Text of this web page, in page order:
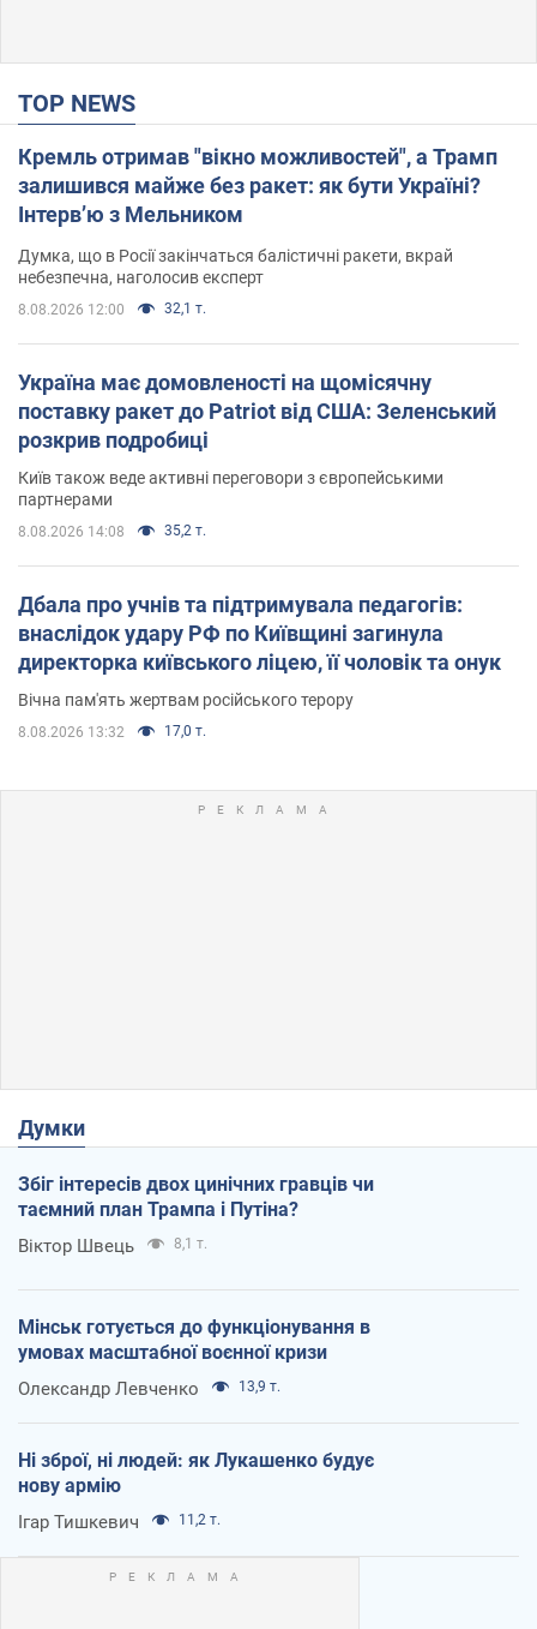
TOP NEWS
Кремль отримав "вікно можливостей", а Трамп
залишився майже без ракет: як бути Україні?
Інтерв’ю з Мельником
Думка, що в Росії закінчаться балістичні ракети, вкрай
небезпечна, наголосив експерт
8.08.2026 12:00 32,1 т.
Україна має домовленості на щомісячну
поставку ракет до Patriot від США: Зеленський
розкрив подробиці
Київ також веде активні переговори з європейськими
партнерами
8.08.2026 14:08 35,2 т.
Дбала про учнів та підтримувала педагогів:
внаслідок удару РФ по Київщині загинула
директорка київського ліцею, її чоловік та онук
Вічна пам'ять жертвам російського терору
8.08.2026 13:32 17,0 т.
Думки
Збіг інтересів двох цинічних гравців чи
таємний план Трампа і Путіна?
Віктор Швець 8,1 т.
Мінськ готується до функціонування в
умовах масштабної воєнної кризи
Олександр Левченко 13,9 т.
Ні зброї, ні людей: як Лукашенко будує
нову армію
Ігар Тишкевич 11,2 т.